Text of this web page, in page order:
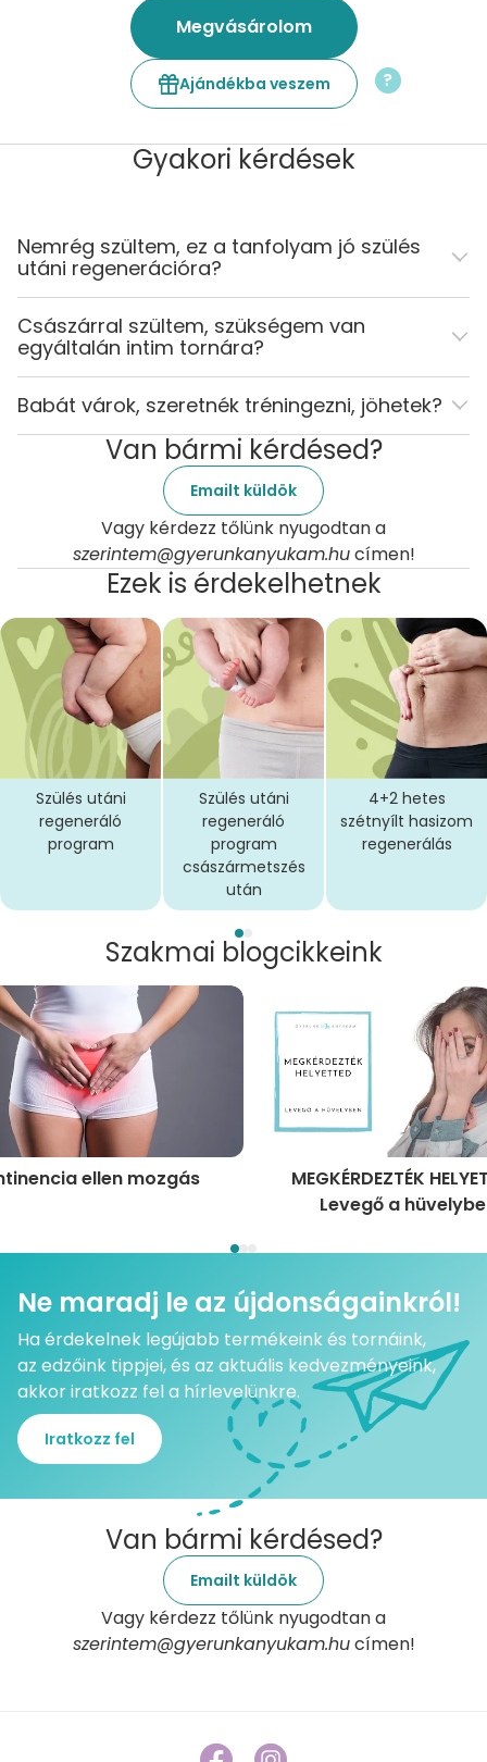
Megvásárolom
Ajándékba veszem ?
Gyakori kérdések
Nemrég szültem, ez a tanfolyam jó szülés
utáni regenerációra?
Császárral szültem, szükségem van
egyáltalán intim tornára?
Babát várok, szeretnék tréningezni, jöhetek?
Van bármi kérdésed?
Emailt küldök
Vagy kérdezz tőlünk nyugodtan a
szerintem@gyerunkanyukam.hucímen!
Ezek is érdekelhetnek
Szülés utáni
regeneráló
program
Szülés utáni
regeneráló
program
császármetszés
után
4+2 hetes
szétnyílt hasizom
regenerálás
Szakmai blogcikkeink
ellen mozgás
MEGKÉRDEZTÉK
Levegő a
Ne maradj le az újdonságainkról!
Ha érdekelnek legújabb termékeink és tornáink,
az edzőink tippjei, és az aktuális kedvezményeink,
akkor iratkozz fel a hírlevelünkre.
Iratkozz fel
Van bármi kérdésed?
Emailt küldök
Vagy kérdezz tőlünk nyugodtan a
szerintem@gyerunkanyukam.hucímen!